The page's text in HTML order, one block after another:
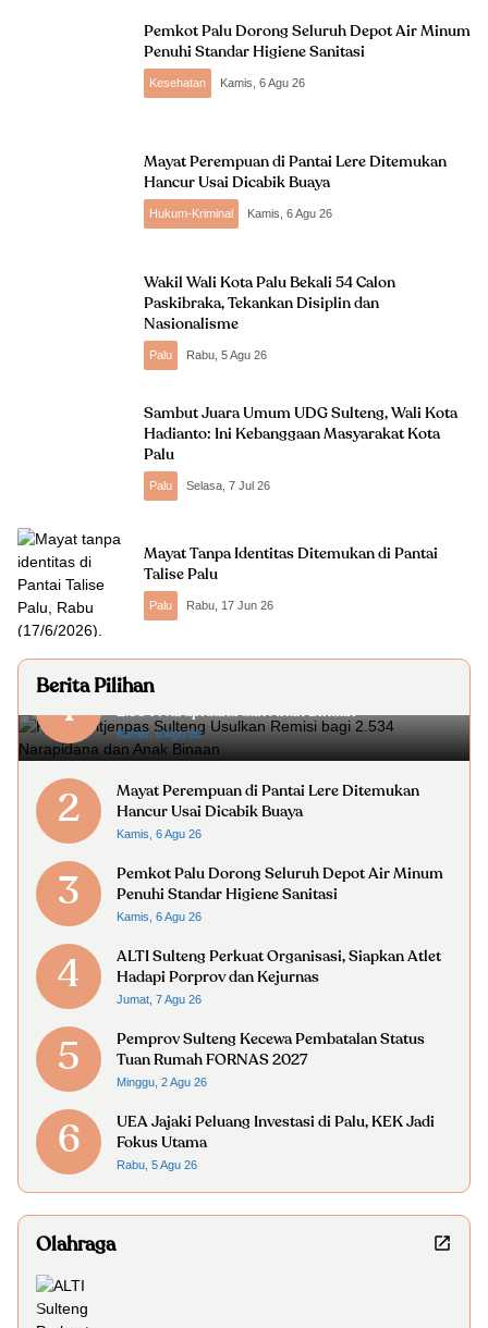
Pemkot Palu Dorong Seluruh Depot Air Minum
Penuhi Standar Higiene Sanitasi
Kesehatan Kamis, 6 Agu 26
Mayat Perempuan di Pantai Lere Ditemukan
Hancur Usai Dicabik Buaya
Hukum-Kriminal Kamis, 6 Agu 26
Wakil Wali Kota Palu Bekali 54 Calon
Paskibraka, Tekankan Disiplin dan
Nasionalisme
Palu Rabu, 5 Agu 26
Sambut Juara Umum UDG Sulteng, Wali Kota
Hadianto: Ini Kebanggaan Masyarakat Kota
Palu
Palu Selasa, 7 Jul 26
Mayat Tanpa Identitas Ditemukan di Pantai
Talise Palu
Palu Rabu, 17 Jun 26
Berita Pilihan
1
Kanwil Ditjenpas Sulteng Usulkan Remisi bagi
2.534 Narapidana dan Anak Binaan
Kamis, 6 Agu 26
2
Mayat Perempuan di Pantai Lere Ditemukan
Hancur Usai Dicabik Buaya
Kamis, 6 Agu 26
3
Pemkot Palu Dorong Seluruh Depot Air Minum
Penuhi Standar Higiene Sanitasi
Kamis, 6 Agu 26
4
ALTI Sulteng Perkuat Organisasi, Siapkan Atlet
Hadapi Porprov dan Kejurnas
Jumat, 7 Agu 26
5
Pemprov Sulteng Kecewa Pembatalan Status
Tuan Rumah FORNAS 2027
Minggu, 2 Agu 26
6
UEA Jajaki Peluang Investasi di Palu, KEK Jadi
Fokus Utama
Rabu, 5 Agu 26
Olahraga